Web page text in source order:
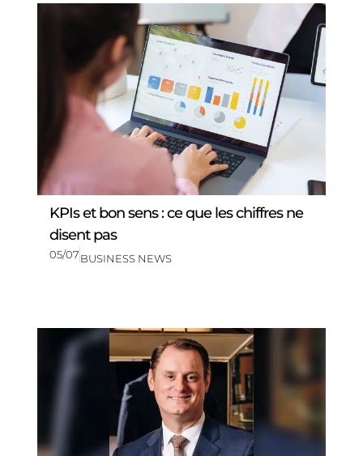
KPIs et bon sens : ce que les chiffres ne
disent pas
05/07BUSINESS NEWS